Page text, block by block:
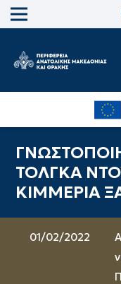
ΤΟΛΓΚΑ
ΚΙΜΜΕΡΙΑ
01/02/2022